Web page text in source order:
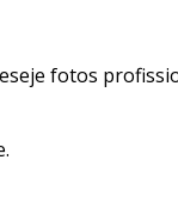
fotos